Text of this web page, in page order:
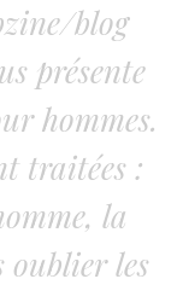
blog
présente
hommes.
traitées :
la
oublier les